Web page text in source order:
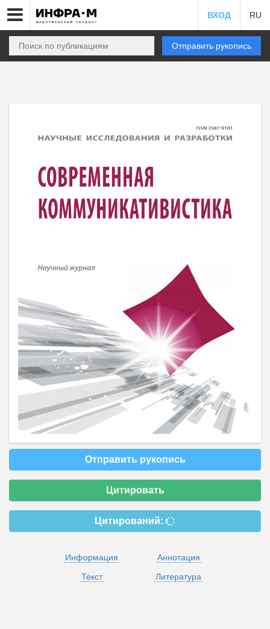
ВХОД RU
Отправить рукопись
Отправить рукопись
Цитировать
Цитирований:
Информация
Аннотация
Текст
Литература